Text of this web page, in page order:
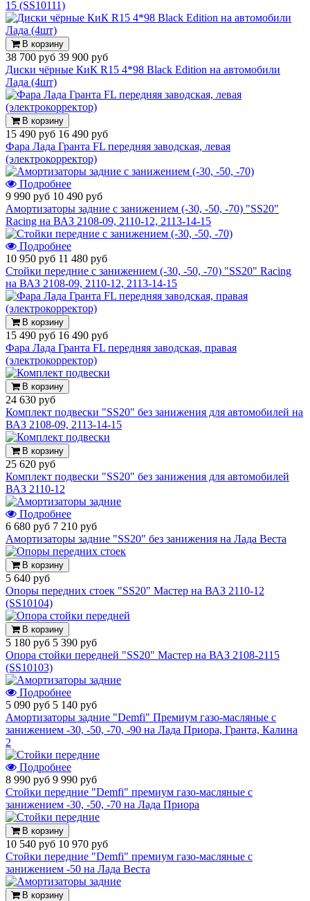
15 (SS10111)
В корзину
38 700 руб 39 900 руб
Диски чёрные КиК R15 4*98 Black Edition на автомобили
Лада (4шт)
В корзину
15 490 руб 16 490 руб
Фара Лада Гранта FL передняя заводская, левая
(электрокорректор)
Подробнее
9 990 руб 10 490 руб
Амортизаторы задние с занижением (-30, -50, -70) "SS20"
Racing на ВАЗ 2108-09, 2110-12, 2113-14-15
Подробнее
10 950 руб 11 480 руб
Стойки передние с занижением (-30, -50, -70) "SS20" Racing
на ВАЗ 2108-09, 2110-12, 2113-14-15
В корзину
15 490 руб 16 490 руб
Фара Лада Гранта FL передняя заводская, правая
(электрокорректор)
В корзину
24 630 руб
Комплект подвески "SS20" без занижения для автомобилей на
ВАЗ 2108-09, 2113-14-15
В корзину
25 620 руб
Комплект подвески "SS20" без занижения для автомобилей
ВАЗ 2110-12
Подробнее
6 680 руб 7 210 руб
Амортизаторы задние "SS20" без занижения на Лада Веста
В корзину
5 640 руб
Опоры передних стоек "SS20" Мастер на ВАЗ 2110-12
(SS10104)
В корзину
5 180 руб 5 390 руб
Опора стойки передней "SS20" Мастер на ВАЗ 2108-2115
(SS10103)
Подробнее
5 090 руб 5 140 руб
Амортизаторы задние "Demfi" Премиум газо-масляные с
занижением -30, -50, -70, -90 на Лада Приора, Гранта, Калина
2
Подробнее
8 990 руб 9 990 руб
Стойки передние "Demfi" премиум газо-масляные с
занижением -30, -50, -70 на Лада Приора
В корзину
10 540 руб 10 970 руб
Стойки передние "Demfi" премиум газо-масляные с
занижением -50 на Лада Веста
В корзину